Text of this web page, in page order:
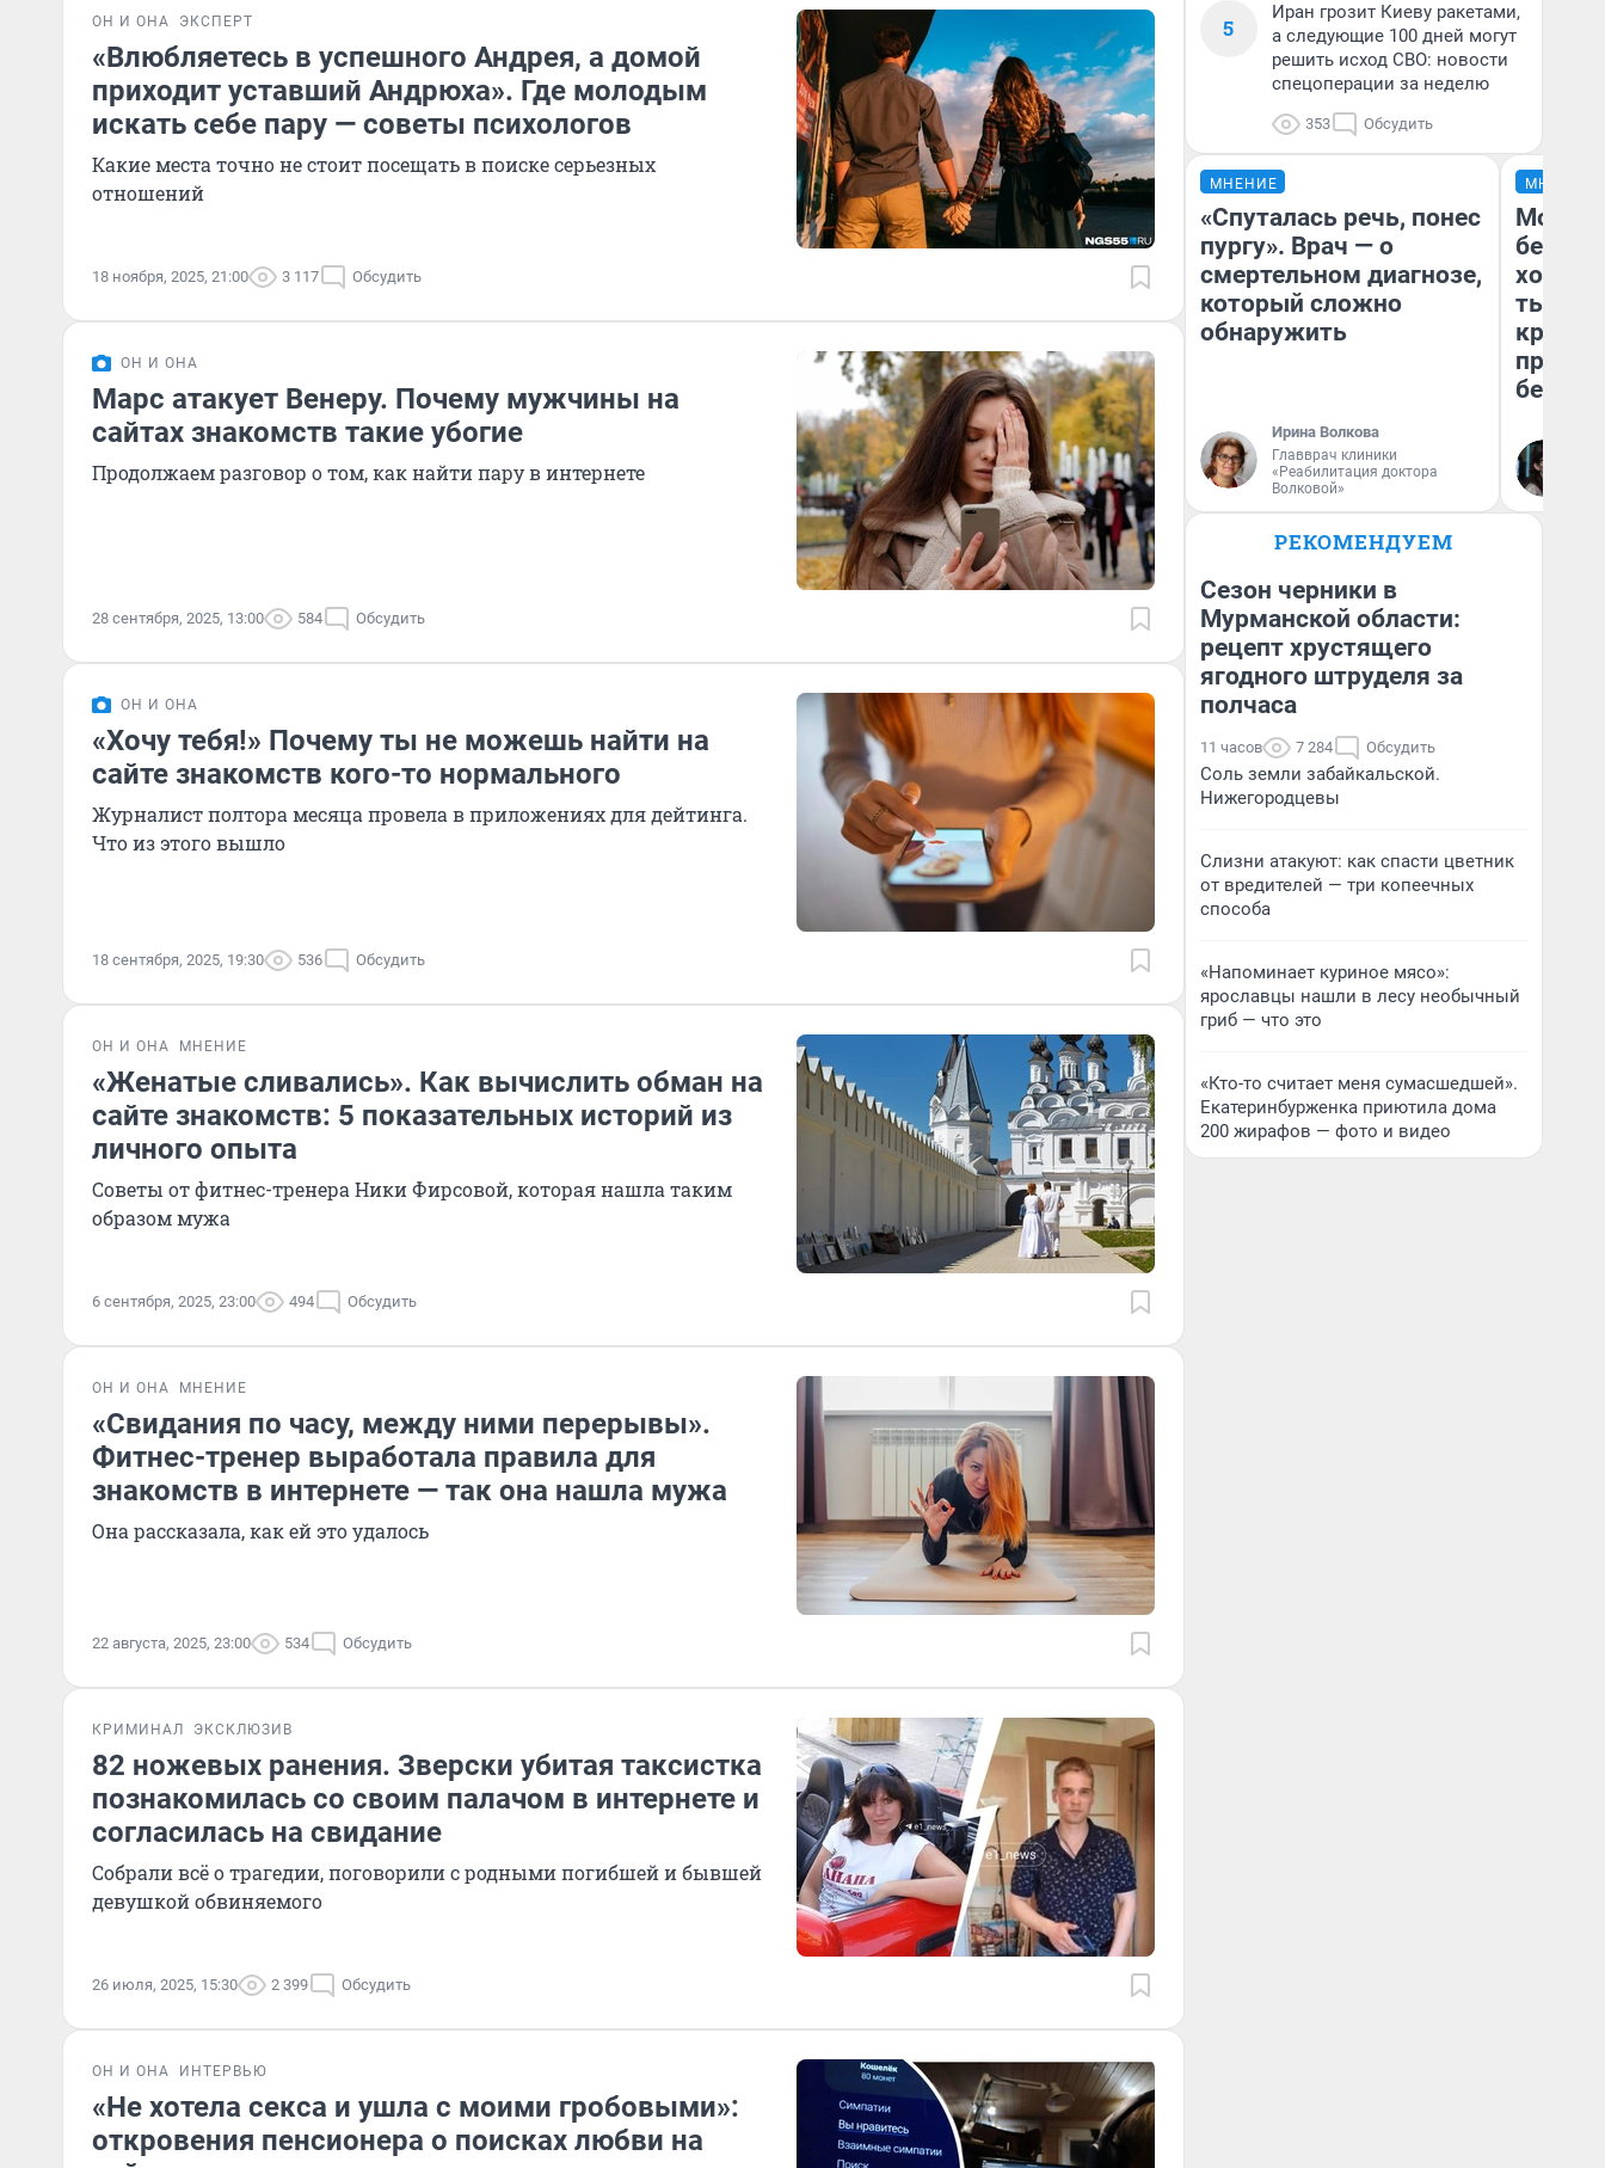
ОН И ОНА ЭКСПЕРТ
«Влюбляетесь в успешного Андрея, а домой
приходит уставший Андрюха». Где молодым
искать себе пару — советы психологов
Какие места точно не стоит посещать в поиске серьезных
отношений
18 ноября, 2025, 21:00 3 117 Обсудить
ОН И ОНА
Марс атакует Венеру. Почему мужчины на
сайтах знакомств такие убогие
Продолжаем разговор о том, как найти пару в интернете
28 сентября, 2025, 13:00 584 Обсудить
ОН И ОНА
«Хочу тебя!» Почему ты не можешь найти на
сайте знакомств кого-то нормального
Журналист полтора месяца провела в приложениях для дейтинга.
Что из этого вышло
18 сентября, 2025, 19:30 536 Обсудить
ОН И ОНА МНЕНИЕ
«Женатые сливались». Как вычислить обман на
сайте знакомств: 5 показательных историй из
личного опыта
Советы от фитнес-тренера Ники Фирсовой, которая нашла таким
образом мужа
6 сентября, 2025, 23:00 494 Обсудить
ОН И ОНА МНЕНИЕ
«Свидания по часу, между ними перерывы».
Фитнес-тренер выработала правила для
знакомств в интернете — так она нашла мужа
Она рассказала, как ей это удалось
22 августа, 2025, 23:00 534 Обсудить
КРИМИНАЛ ЭКСКЛЮЗИВ
82 ножевых ранения. Зверски убитая таксистка
познакомилась со своим палачом в интернете и
согласилась на свидание
Собрали всё о трагедии, поговорили с родными погибшей и бывшей
девушкой обвиняемого
26 июля, 2025, 15:30 2 399 Обсудить
ОН И ОНА ИНТЕРВЬЮ
«Не хотела секса и ушла с моими гробовыми»:
откровения пенсионера о поисках любви на
5
Иран грозит Киеву ракетами,
а следующие 100 дней могут
решить исход СВО: новости
спецоперации за неделю
353 Обсудить
МНЕНИЕ
«Спуталась речь, понес
пургу». Врач — о
смертельном диагнозе,
который сложно
обнаружить
Ирина Волкова
Главврач клиники
«Реабилитация доктора
Волковой»
МНЕНИЕ
Мой
хотела
тысяч,
РЕКОМЕНДУЕМ
Сезон черники в
Мурманской области:
рецепт хрустящего
ягодного штруделя за
полчаса
11 часов 7 284 Обсудить
Соль земли забайкальской.
Нижегородцевы
Слизни атакуют: как спасти цветник
от вредителей — три копеечных
способа
«Напоминает куриное мясо»:
ярославцы нашли в лесу необычный
гриб — что это
«Кто-то считает меня сумасшедшей».
Екатеринбурженка приютила дома
200 жирафов — фото и видео